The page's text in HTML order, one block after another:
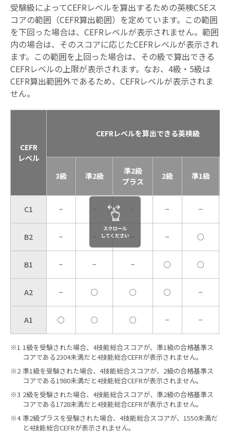
受験級によってCEFRレベルを算出するための英検CSEス
コアの範囲（CEFR算出範囲）を定めています。この範囲
を下回った場合は、CEFRレベルが表示されません。範囲
内の場合は、そのスコアに応じたCEFRレベルが表示され
ます。この範囲を上回った場合は、その級で算出できる
CEFRレベルの上限が表示されます。なお、4級・5級は
CEFR算出範囲外であるため、CEFRレベルが表示されま
せん。
CEFR
レベル
CEFRレベルを算出できる英検級
3級 準2級
準2級
プラス
2級 準1級
C1 − − − − −
B2 − − − − ○
B1 − − − ○ ○
A2 − ○ ○ ○ −
A1 ○ ○ ○ − −
1級を受験された場合、4技能総合スコアが、準1級の合格基準ス
コアである2304未満だと4技能総合CEFRが表示されません。
準1級を受験された場合、4技能総合スコアが、2級の合格基準ス
コアである1980未満だと4技能総合CEFRが表示されません。
2級を受験された場合、4技能総合スコアが、準2級の合格基準ス
コアである1728未満だと4技能総合CEFRが表示されません。
準2級プラスを受験された場合、4技能総合スコアが、1550未満だ
と4技能総合CEFRが表示されません。